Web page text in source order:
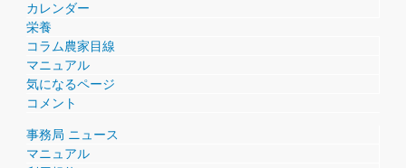
カレンダー
栄養
コラム農家目線
マニュアル
気になるページ
コメント
事務局 ニュース
マニュアル